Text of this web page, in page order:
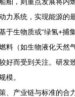
力系统，实现能源的
于生物质或“绿氢+捕
料（如生物液化天然
好而受到关注。研发
模。
、产业链与标准的合